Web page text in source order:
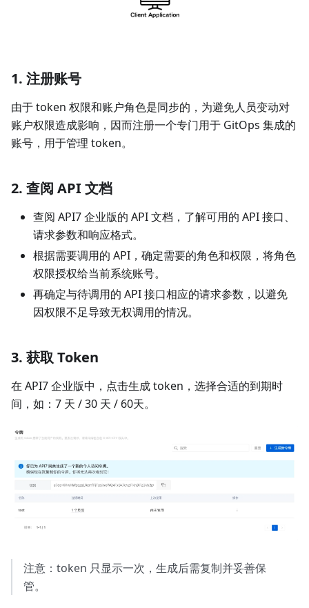
1. 注册账号
由于 token 权限和账户角色是同步的，为避免人员变动对
账户权限造成影响，因而注册一个专门用于 GitOps 集成的
账号，用于管理 token。
2. 查阅 API 文档
查阅 API7 企业版的 API 文档，了解可用的 API 接口、
请求参数和响应格式。
根据需要调用的 API，确定需要的角色和权限，将角色
权限授权给当前系统账号。
再确定与待调用的 API 接口相应的请求参数，以避免
因权限不足导致无权调用的情况。
3. 获取 Token
在 API7 企业版中，点击生成 token，选择合适的到期时
间，如：7 天 / 30 天 / 60天。
注意：token 只显示一次，生成后需复制并妥善保
管。